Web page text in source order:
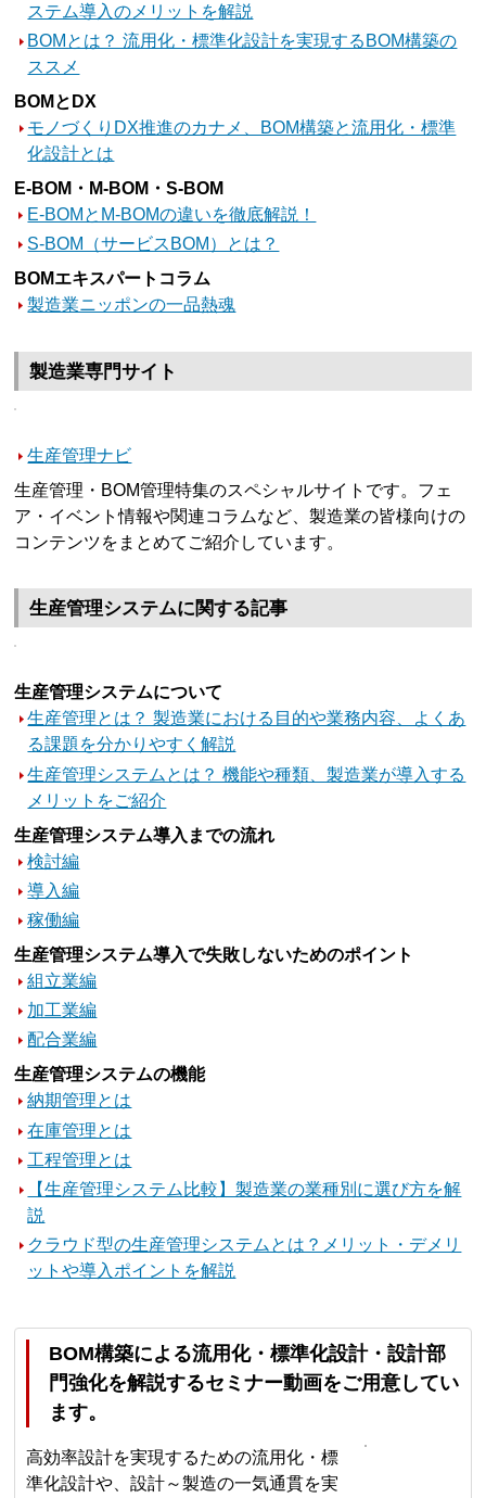
ステム導入のメリットを解説
BOMとは？ 流用化・標準化設計を実現するBOM構築の
ススメ
BOMとDX
モノづくりDX推進のカナメ、BOM構築と流用化・標準
化設計とは
E-BOM・M-BOM・S-BOM
E-BOMとM-BOMの違いを徹底解説！
S-BOM（サービスBOM）とは？
BOMエキスパートコラム
製造業ニッポンの一品熱魂
製造業専門サイト
生産管理ナビ
生産管理・BOM管理特集のスペシャルサイトです。フェ
ア・イベント情報や関連コラムなど、製造業の皆様向けの
コンテンツをまとめてご紹介しています。
生産管理システムに関する記事
生産管理システムについて
生産管理とは？ 製造業における目的や業務内容、よくあ
る課題を分かりやすく解説
生産管理システムとは？ 機能や種類、製造業が導入する
メリットをご紹介
生産管理システム導入までの流れ
検討編
導入編
稼働編
生産管理システム導入で失敗しないためのポイント
組立業編
加工業編
配合業編
生産管理システムの機能
納期管理とは
在庫管理とは
工程管理とは
【生産管理システム比較】製造業の業種別に選び方を解
説
クラウド型の生産管理システムとは？メリット・デメリ
ットや導入ポイントを解説
BOM構築による流用化・標準化設計・設計部
門強化を解説するセミナー動画をご用意してい
ます。
高効率設計を実現するための流用化・標
準化設計や、設計～製造の一気通貫を実